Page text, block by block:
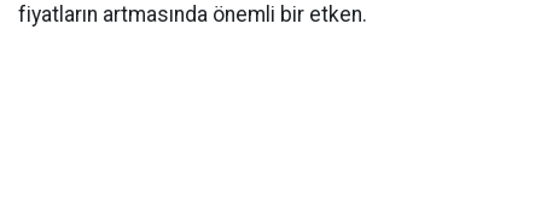
fiyatların artmasında önemli bir etken.